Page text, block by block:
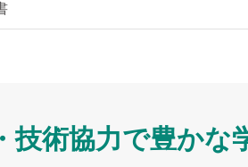
技術協力で豊かな